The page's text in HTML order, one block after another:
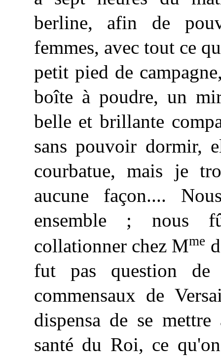
berline, afin de
femmes, avec tout ce
petit pied de
boîte à poudre, un
belle et brillante
sans pouvoir dormir,
courbatue, mais je
aucune façon....
ensemble ; nous
collationner chez Mme
fut pas question
commensaux de
dispensa de se
santé du Roi, ce